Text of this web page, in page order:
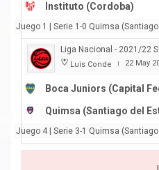
Instituto (Cordoba)
Juego 1 | Serie 1-0 Quimsa
Liga Nacional - 2021/22
Luis Conde | 22 May
Boca Juniors (Capital
Quimsa (Santiago del
Juego 4 | Serie 3-1 Quimsa